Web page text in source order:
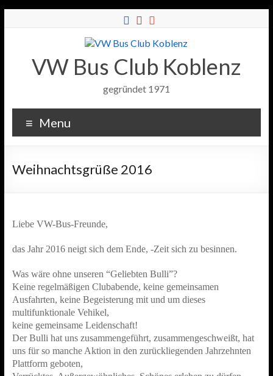
VW Bus Club Koblenz
gegründet 1971
Menu
Weihnachtsgrüße 2016
Liebe VW-Bus-Freunde,
das Jahr 2016 neigt sich dem Ende, -Zeit sich zu besinnen.
Was wäre ohne unseren “Geliebten Bulli”?
Keine regelmäßigen Clubabende, keine gemeinsamen
Ausfahrten, keine Begeisterung mit und um dieses
multifunktionale Vehikel,
keine gemeinsame Leidenschaft!
Der Bulli hat uns zusammengeführt, zusammengeschweißt, hat
uns für so manche Aktion in den zurückliegenden Jahrzehnten
Plattform geboten,